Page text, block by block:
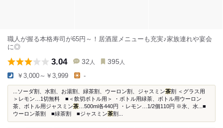
職人が握る本格寿司が65円～！居酒屋メニューも充実♪家族連れや宴会
に◎
3.04 32 人 395 人
￥3,000～￥3,999 -
...ソーダ割、水割、お湯割、緑茶割、ウーロン割、ジャスミン茶割 ＜グラス用
＞レモン…1切無料 ■＜飲切ボトル用＞ ・ボトル用緑茶、ボトル用ウーロン
茶、ボトル用ジャスミン茶 …500ml各440円 ・レモン…1/2個110円 ※氷、水...■
ウーロン茶割 ■緑茶割 ■ジャスミン茶割...